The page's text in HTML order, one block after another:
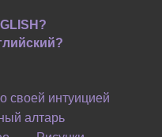
своей интуицией
алтарь